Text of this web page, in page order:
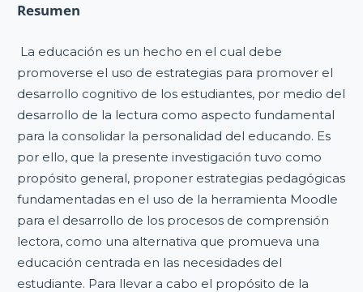
Resumen
La educación es un hecho en el cual debe
promoverse el uso de estrategias para promover el
desarrollo cognitivo de los estudiantes, por medio del
desarrollo de la lectura como aspecto fundamental
para la consolidar la personalidad del educando. Es
por ello, que la presente investigación tuvo como
propósito general, proponer estrategias pedagógicas
fundamentadas en el uso de la herramienta Moodle
para el desarrollo de los procesos de comprensión
lectora, como una alternativa que promueva una
educación centrada en las necesidades del
estudiante. Para llevar a cabo el propósito de la